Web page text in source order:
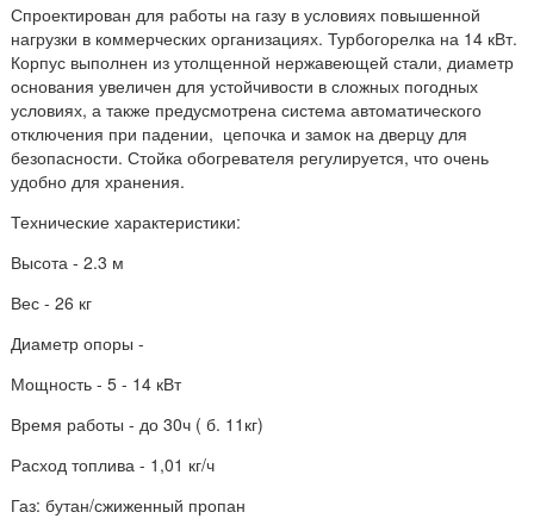
Спроектирован для работы на газу в условиях повышенной
нагрузки в коммерческих организациях. Турбогорелка на 14 кВт.
Корпус выполнен из утолщенной нержавеющей стали, диаметр
основания увеличен для устойчивости в сложных погодных
условиях, а также предусмотрена система автоматического
отключения при падении, цепочка и замок на дверцу для
безопасности. Стойка обогревателя регулируется, что очень
удобно для хранения.
Технические характеристики:
Высота - 2.3 м
Вес - 26 кг
Диаметр опоры -
Мощность - 5 - 14 кВт
Время работы - до 30ч ( б. 11кг)
Расход топлива - 1,01 кг/ч
Газ: бутан/сжиженный пропан